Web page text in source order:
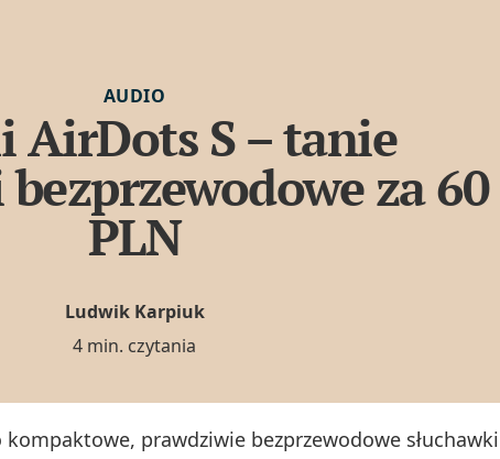
AUDIO
AirDots S – tanie
za 60
PLN
Ludwik Karpiuk
4 min. czytania
kompaktowe, prawdziwie bezprzewodowe słuchawki